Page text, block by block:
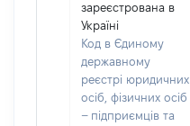
зареєстрована в
Україні
Код в Єдиному
державному
реєстрі юридичних
осіб, фізичних осіб
– підприємців та